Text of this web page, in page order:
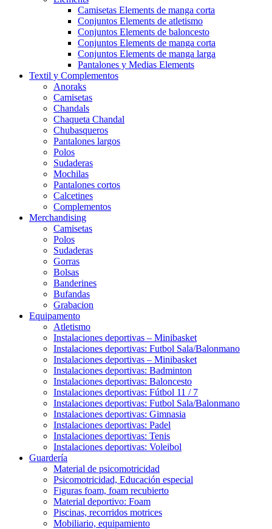
Camisetas Elements de manga corta
Conjuntos Elements de atletismo
Conjuntos Elements de baloncesto
Conjuntos Elements de manga corta
Conjuntos Elements de manga larga
Pantalones y Medias Elements
Textil y Complementos
Anoraks
Camisetas
Chandals
Chaqueta Chandal
Chubasqueros
Pantalones largos
Polos
Sudaderas
Mochilas
Pantalones cortos
Calcetines
Complementos
Merchandising
Camisetas
Polos
Sudaderas
Gorras
Bolsas
Banderines
Bufandas
Grabacion
Equipamento
Atletismo
Instalaciones deportivas – Minibasket
Instalaciones deportivas: Futbol Sala/Balonmano
Instalaciones deportivas – Minibasket
Instalaciones deportivas: Badminton
Instalaciones deportivas: Baloncesto
Instalaciones deportivas: Fútbol 11 / 7
Instalaciones deportivas: Futbol Sala/Balonmano
Instalaciones deportivas: Gimnasia
Instalaciones deportivas: Padel
Instalaciones deportivas: Tenis
Instalaciones deportivas: Voleibol
Guardería
Material de psicomotricidad
Psicomotricidad, Educación especial
Figuras foam, foam recubierto
Material deportivo: Foam
Piscinas, recorridos motrices
Mobiliario, equipamiento